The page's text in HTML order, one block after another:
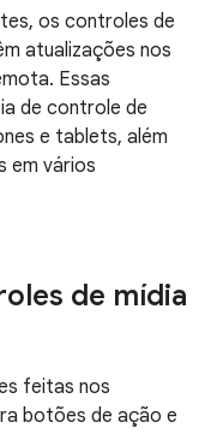
os controles de
atualizações nos
Essas
de controle de
e tablets, além
em vários
de mídia
feitas nos
botões de ação e